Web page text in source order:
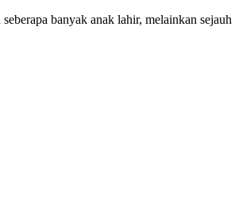
banyak anak lahir, melainkan